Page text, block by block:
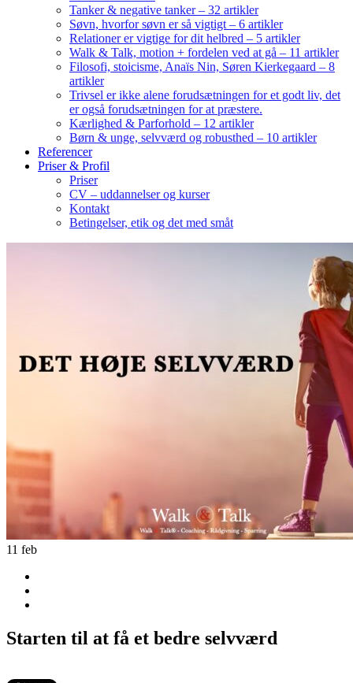
Tanker & negative tanker – 32 artikler
Søvn, hvorfor søvn er så vigtigt – 6 artikler
Relationer er vigtige for dit helbred – 5 artikler
Walk & Talk, motion + fordelen ved at gå – 11 artikler
Filosofi, stoicisme, Anaïs Nin, Søren Kierkegaard – 8
artikler
Trivsel er ikke alene forudsætningen for et godt liv, det
er også forudsætningen for at præstere.
Kærlighed & Parforhold – 12 artikler
Børn & unge, selvværd og robusthed – 10 artikler
Referencer
Priser & Profil
Priser
CV – uddannelser og kurser
Kontakt
Betingelser, etik og det med småt
11 feb
Starten til at få et bedre selvværd